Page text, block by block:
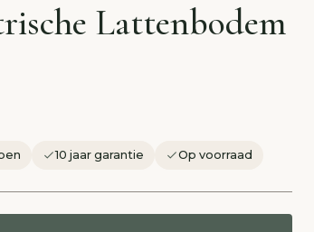
Lattenbodem
10 jaar garantie Op voorraad